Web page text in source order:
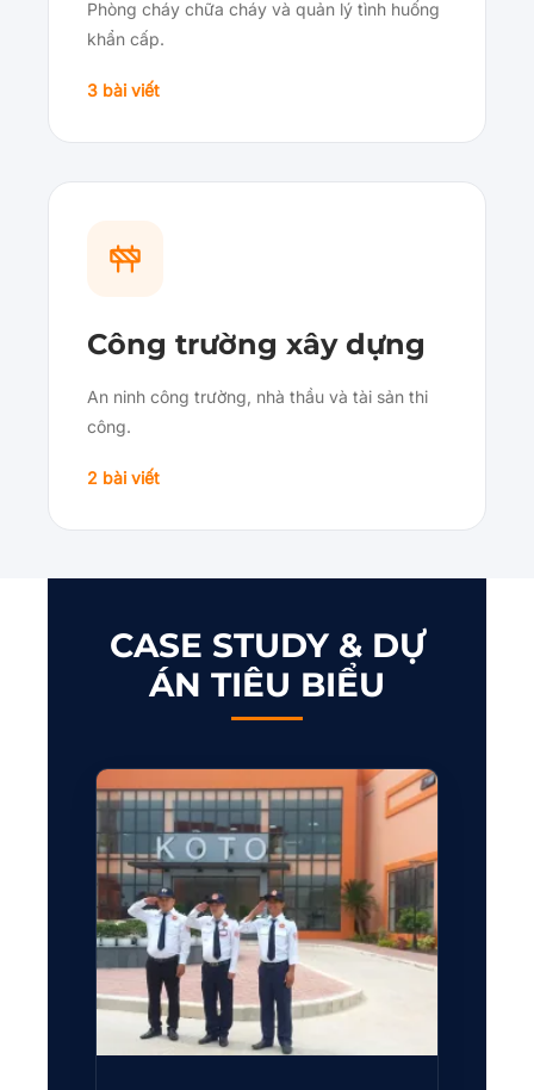
Phòng cháy chữa cháy và quản lý tình huống
khẩn cấp.
3 bài viết
Công trường xây dựng
An ninh công trường, nhà thầu và tài sản thi
công.
2 bài viết
CASE STUDY & DỰ
ÁN TIÊU BIỂU